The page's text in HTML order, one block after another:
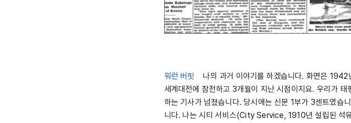
워런 버핏
나의 과거 이야기를 하겠습니다. 화면은 1942
세계대전에 참전하고 3개월이 지난 시점이지요. 우리가
하는 기사가 넘쳤습니다. 당시에는 신문 1부가 3센트였습
니다. 나는 시티 서비스(City Service, 1910년 설립된 석